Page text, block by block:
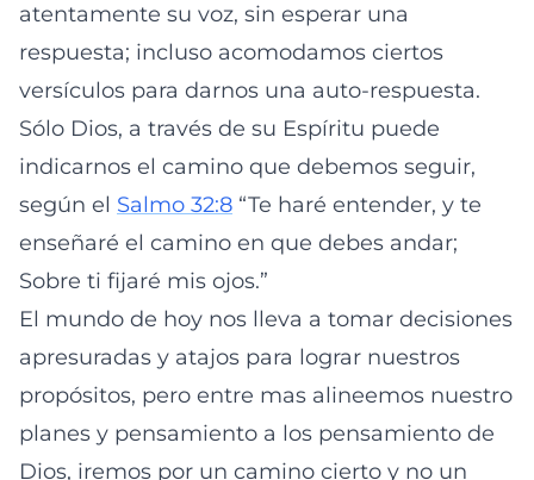
atentamente su voz, sin esperar una
respuesta; incluso acomodamos ciertos
versículos para darnos una auto-respuesta.
Sólo Dios, a través de su Espíritu puede
indicarnos el camino que debemos seguir,
según el Salmo 32:8 “Te haré entender, y te
enseñaré el camino en que debes andar;
Sobre ti fijaré mis ojos.”
El mundo de hoy nos lleva a tomar decisiones
apresuradas y atajos para lograr nuestros
propósitos, pero entre mas alineemos nuestro
planes y pensamiento a los pensamiento de
Dios, iremos por un camino cierto y no un